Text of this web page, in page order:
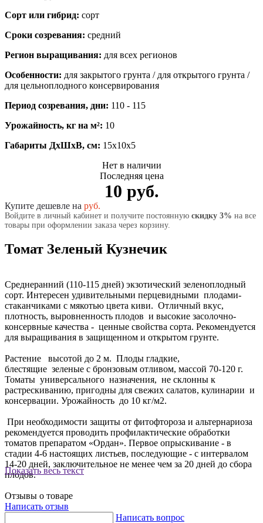
Сорт или гибрид: сорт
Сроки созревания: средний
Регион выращивания: для всех регионов
Особенности: для закрытого грунта / для открытого грунта /
для цельноплодного консервирования
Период созревания, дни: 110 - 115
Урожайность, кг на м²: 10
Габариты ДхШхВ, см: 15x10x5
Нет в наличии
Последняя цена
10 руб.
Купите дешевле на руб.
Войдите в личный кабинет и получите постоянную скидку 3% на все
товары при оформлении заказа через корзину.
Томат Зеленый Кузнечик
Среднеранний (110-115 дней) экзотический зеленоплодный
сорт. Интересен удивительными перцевидными плодами-
стаканчиками с мякотью цвета киви. Отличный вкус,
плотность, выровненность плодов и высокие засолочно-
консервные качества - ценные свойства сорта. Рекомендуется
для выращивания в защищенном и открытом грунте.
Показать весь текст
Растение высотой до 2 м. Плоды гладкие,
блестящие зеленые с бронзовым отливом, массой 70-120 г.
Томаты универсального назначения, не склонны к
растрескиванию, пригодны для свежих салатов, кулинарии и
консервации. Урожайность до 10 кг/м2.
При необходимости защиты от фитофтороза и альтернариоза
рекомендуется проводить профилактические обработки
томатов препаратом «Ордан». Первое опрыскивание - в
стадии 4-6 настоящих листьев, последующие - с интервалом
14-20 дней, заключительное не менее чем за 20 дней до сбора
плодов.
Отзывы о товаре
Написать отзыв
Написать вопрос